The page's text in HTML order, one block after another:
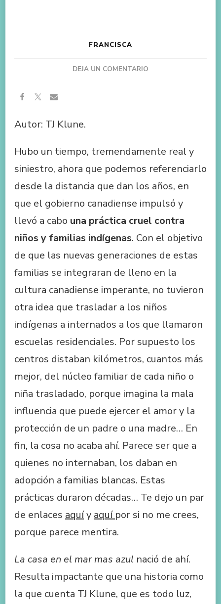
FRANCISCA
DEJA UN COMENTARIO
AZUL
Autor: TJ Klune.
Hubo un tiempo, tremendamente real y
siniestro, ahora que podemos referenciarlo
desde la distancia que dan los años, en
que el gobierno canadiense impulsó y
llevó a cabo una práctica cruel contra
niños y familias indígenas. Con el objetivo
de que las nuevas generaciones de estas
familias se integraran de lleno en la
cultura canadiense imperante, no tuvieron
otra idea que trasladar a los niños
indígenas a internados a los que llamaron
escuelas residenciales. Por supuesto los
centros distaban kilómetros, cuantos más
mejor, del núcleo familiar de cada niño o
niña trasladado, porque imagina la mala
influencia que puede ejercer el amor y la
protección de un padre o una madre… En
fin, la cosa no acaba ahí. Parece ser que a
quienes no internaban, los daban en
adopción a familias blancas. Estas
prácticas duraron décadas… Te dejo un par
de enlaces aquíyaquípor si no me crees,
porque parece mentira.
La casa en el mar mas azul nació de ahí.
Resulta impactante que una historia como
la que cuenta TJ Klune, que es todo luz,